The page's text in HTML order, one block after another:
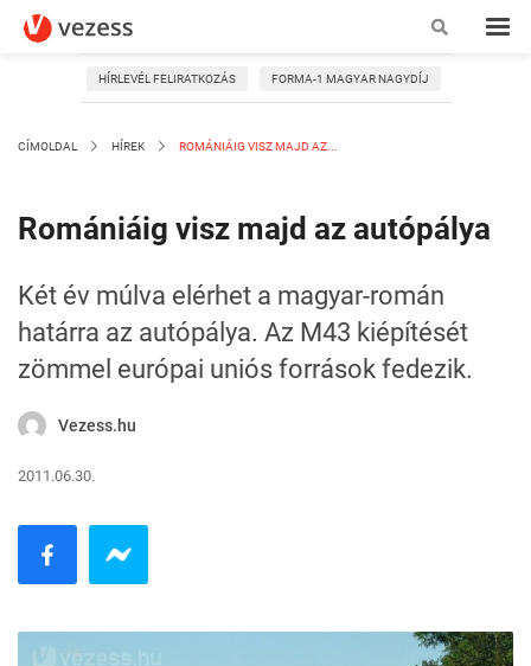
HÍRLEVÉL FELIRATKOZÁS FORMA-1 MAGYAR NAGYDÍJ
CÍMOLDAL HÍREK ROMÁNIÁIG VISZ MAJD AZ...
Romániáig visz majd az autópálya
Két év múlva elérhet a magyar-román
határra az autópálya. Az M43 kiépítését
zömmel európai uniós források fedezik.
Vezess.hu
2011.06.30.